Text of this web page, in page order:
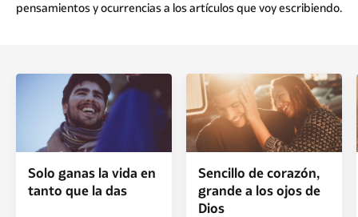
pensamientos y ocurrencias a los artículos que voy escribiendo.
Solo ganas la vida en
tanto que la das
Sencillo de corazón,
grande a los ojos de
Dios